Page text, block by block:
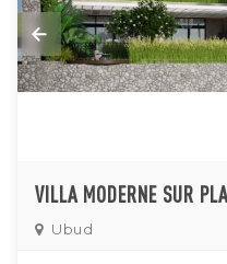
VILLA MODERNE SUR
Ubud